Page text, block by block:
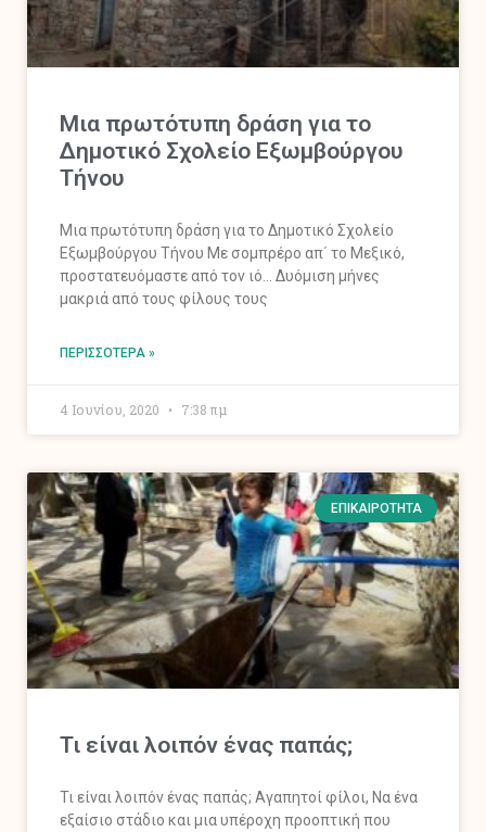
Μια πρωτότυπη δράση για το
Δημοτικό Σχολείο Εξωμβούργου
Τήνου
Μια πρωτότυπη δράση για το Δημοτικό Σχολείο
Εξωμβούργου Τήνου Με σομπρέρο απ΄ το Μεξικό,
προστατευόμαστε από τον ιό… Δυόμιση μήνες
μακριά από τους φίλους τους
ΠΕΡΙΣΣΌΤΕΡΑ »
4 Ιουνίου, 2020 7:38 πμ
ΕΠΙΚΑΙΡΌΤΗΤΑ
Τι είναι λοιπόν ένας παπάς;
Τι είναι λοιπόν ένας παπάς; Αγαπητοί φίλοι, Να ένα
εξαίσιο στάδιο και μια υπέροχη προοπτική που